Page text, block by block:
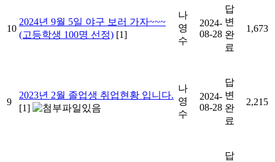
10
2024년 9월 5일 야구 보러 가자~~~
(고등학생 100명 선정) [1]
나
영
수
2024-
08-28
답
변
완
료
1,673
9
2023년 2월 졸업생 취업현황 입니다.
[1]
나
영
수
2024-
08-28
답
변
완
료
2,215
답